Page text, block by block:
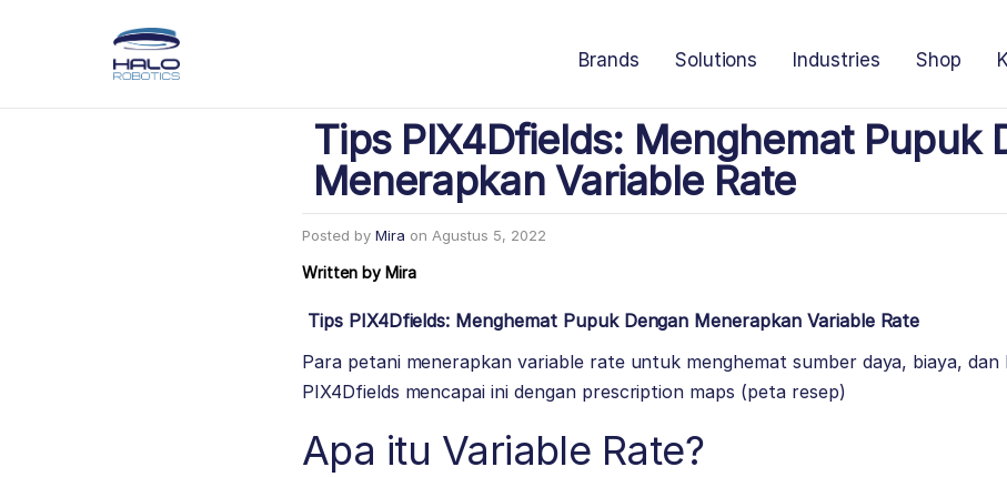
Brands Solutions Industries Shop
Tips PIX4Dfields: Menghemat Pupuk
Menerapkan Variable Rate
Posted by Mira on Agustus 5, 2022
Written by Mira
Tips PIX4Dfields: Menghemat Pupuk Dengan Menerapkan Variable Rate
Para petani menerapkan variable rate untuk menghemat sumber daya, biaya, dan
PIX4Dfields mencapai ini dengan prescription maps (peta resep)
Apa itu Variable Rate?